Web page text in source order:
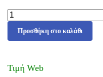
Προσθήκη στο καλάθι
Τιμή Web